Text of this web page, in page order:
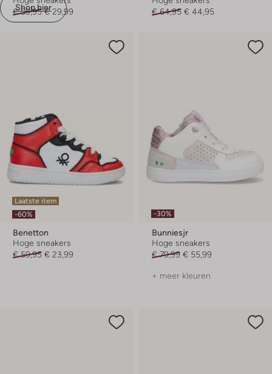
Shop hier
€ 59,95 € 29,99
€ 64,95 € 44,95
Laatste item
-60%
Benetton
Hoge sneakers
€ 59,95 € 23,99
-30%
Bunniesjr
Hoge sneakers
€ 79,99 € 55,99
+ meer kleuren